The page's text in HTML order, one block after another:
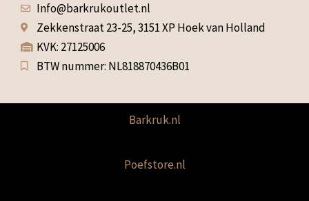
Info@barkrukoutlet.nl
Zekkenstraat 23-25, 3151 XP Hoek van Holland
KVK: 27125006
BTW nummer: NL818870436B01
Barkruk.nl
Poefstore.nl